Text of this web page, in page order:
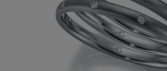
Kundenmeinungen